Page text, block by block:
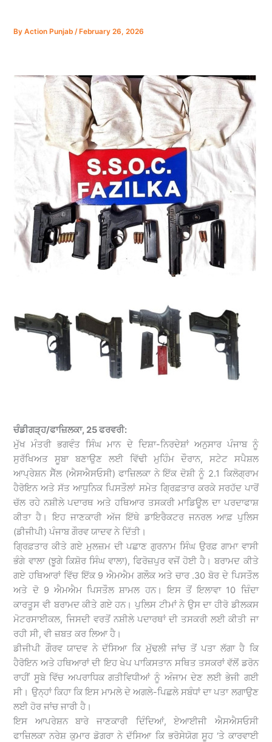
ByAction Punjab/ February 26, 2026
ਚੰਡੀਗੜ੍ਹ/ਫਾਜ਼ਿਲਕਾ, 25 ਫਰਵਰੀ:
ਮੁੱਖ ਮੰਤਰੀ ਭਗਵੰਤ ਸਿੰਘ ਮਾਨ ਦੇ ਦਿਸ਼ਾ-ਨਿਰਦੇਸ਼ਾਂ ਅਨੁਸਾਰ ਪੰਜਾਬ ਨੂੰ
ਸੁਰੱਖਿਅਤ ਸੂਬਾ ਬਣਾਉਣ ਲਈ ਵਿੱਢੀ ਮੁਹਿੰਮ ਦੌਰਾਨ, ਸਟੇਟ ਸਪੈਸ਼ਲ
ਆਪ੍ਰੇਸ਼ਨ ਸੈੱਲ (ਐਸਐਸਓਸੀ) ਫਾਜ਼ਿਲਕਾ ਨੇ ਇੱਕ ਦੋਸ਼ੀ ਨੂੰ 2.1 ਕਿਲੋਗ੍ਰਾਮ
ਹੈਰੋਇਨ ਅਤੇ ਸੱਤ ਆਧੁਨਿਕ ਪਿਸਤੌਲਾਂ ਸਮੇਤ ਗ੍ਰਿਫ਼ਤਾਰ ਕਰਕੇ ਸਰਹੱਦ ਪਾਰੋਂ
ਚੱਲ ਰਹੇ ਨਸ਼ੀਲੇ ਪਦਾਰਥ ਅਤੇ ਹਥਿਆਰ ਤਸਕਰੀ ਮਾਡਿਊਲ ਦਾ ਪਰਦਾਫਾਸ਼
ਕੀਤਾ ਹੈ। ਇਹ ਜਾਣਕਾਰੀ ਅੱਜ ਇੱਥੇ ਡਾਇਰੈਕਟਰ ਜਨਰਲ ਆਫ਼ ਪੁਲਿਸ
(ਡੀਜੀਪੀ) ਪੰਜਾਬ ਗੌਰਵ ਯਾਦਵ ਨੇ ਦਿੱਤੀ।
ਗ੍ਰਿਫ਼ਤਾਰ ਕੀਤੇ ਗਏ ਮੁਲਜ਼ਮ ਦੀ ਪਛਾਣ ਗੁਰਨਾਮ ਸਿੰਘ ਉਰਫ਼ ਗਾਮਾ ਵਾਸੀ
ਭੰਗੇ ਵਾਲਾ (ਝੂਗੇ ਕਿਸ਼ੋਰ ਸਿੰਘ ਵਾਲਾ), ਫਿਰੋਜ਼ਪੁਰ ਵਜੋਂ ਹੋਈ ਹੈ। ਬਰਾਮਦ ਕੀਤੇ
ਗਏ ਹਥਿਆਰਾਂ ਵਿੱਚ ਇੱਕ 9 ਐਮਐਮ ਗਲੌਕ ਅਤੇ ਚਾਰ .30 ਬੋਰ ਦੇ ਪਿਸਤੌਲ
ਅਤੇ ਦੋ 9 ਐਮਐਮ ਪਿਸਤੌਲ ਸ਼ਾਮਲ ਹਨ। ਇਸ ਤੋਂ ਇਲਾਵਾ 10 ਜ਼ਿੰਦਾ
ਕਾਰਤੂਸ ਵੀ ਬਰਾਮਦ ਕੀਤੇ ਗਏ ਹਨ। ਪੁਲਿਸ ਟੀਮਾਂ ਨੇ ਉਸ ਦਾ ਹੀਰੋ ਡੀਲਕਸ
ਮੋਟਰਸਾਈਕਲ, ਜਿਸਦੀ ਵਰਤੋਂ ਨਸ਼ੀਲੇ ਪਦਾਰਥਾਂ ਦੀ ਤਸਕਰੀ ਲਈ ਕੀਤੀ ਜਾ
ਰਹੀ ਸੀ, ਵੀ ਜ਼ਬਤ ਕਰ ਲਿਆ ਹੈ।
ਡੀਜੀਪੀ ਗੌਰਵ ਯਾਦਵ ਨੇ ਦੱਸਿਆ ਕਿ ਮੁੱਢਲੀ ਜਾਂਚ ਤੋਂ ਪਤਾ ਲੱਗਾ ਹੈ ਕਿ
ਹੈਰੋਇਨ ਅਤੇ ਹਥਿਆਰਾਂ ਦੀ ਇਹ ਖੇਪ ਪਾਕਿਸਤਾਨ ਸਥਿਤ ਤਸਕਰਾਂ ਵੱਲੋਂ ਡਰੋਨ
ਰਾਹੀਂ ਸੂਬੇ ਵਿੱਚ ਅਪਰਾਧਿਕ ਗਤੀਵਿਧੀਆਂ ਨੂੰ ਅੰਜਾਮ ਦੇਣ ਲਈ ਭੇਜੀ ਗਈ
ਸੀ। ਉਨ੍ਹਾਂ ਕਿਹਾ ਕਿ ਇਸ ਮਾਮਲੇ ਦੇ ਅਗਲੇ-ਪਿਛਲੇ ਸਬੰਧਾਂ ਦਾ ਪਤਾ ਲਗਾਉਣ
ਲਈ ਹੋਰ ਜਾਂਚ ਜਾਰੀ ਹੈ।
ਇਸ ਆਪਰੇਸ਼ਨ ਬਾਰੇ ਜਾਣਕਾਰੀ ਦਿੰਦਿਆਂ, ਏਆਈਜੀ ਐਸਐਸਓਸੀ
ਫਾਜ਼ਿਲਕਾ ਨਰੇਸ਼ ਕੁਮਾਰ ਡੋਗਰਾ ਨੇ ਦੱਸਿਆ ਕਿ ਭਰੋਸੇਯੋਗ ਸੂਹ ‘ਤੇ ਕਾਰਵਾਈ